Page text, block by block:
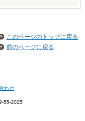
このページのトップに戻る
前のページに戻る
わせ
55-2025